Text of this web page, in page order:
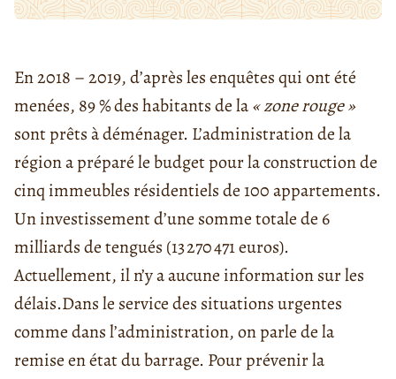
En 2018 – 2019, d’après les enquêtes qui ont été
menées, 89 % des habitants de la« zone rouge »
sont prêts à déménager. L’administration de la
région a préparé le budget pour la construction de
cinq immeubles résidentiels de 100 appartements.
Un investissement d’une somme totale de 6
milliards de tengués (13 270 471 euros).
Actuellement, il n’y a aucune information sur les
délais.Dans le service des situations urgentes
comme dans l’administration, on parle de la
remise en état du barrage. Pour prévenir la